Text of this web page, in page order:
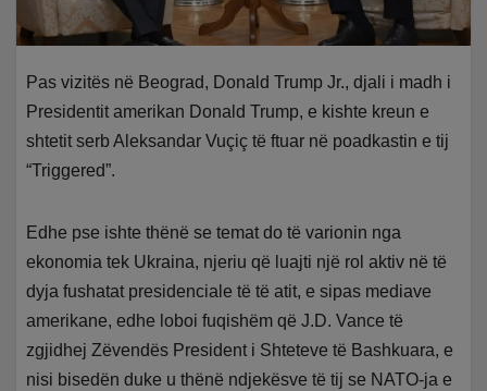
Pas vizitës në Beograd, Donald Trump Jr., djali i madh i
Presidentit amerikan Donald Trump, e kishte kreun e
shtetit serb Aleksandar Vuçiç të ftuar në poadkastin e tij
“Triggered”.
Edhe pse ishte thënë se temat do të varionin nga
ekonomia tek Ukraina, njeriu që luajti një rol aktiv në të
dyja fushatat presidenciale të të atit, e sipas mediave
amerikane, edhe loboi fuqishëm që J.D. Vance të
zgjidhej Zëvendës President i Shteteve të Bashkuara, e
nisi bisedën duke u thënë ndjekësve të tij se NATO-ja e